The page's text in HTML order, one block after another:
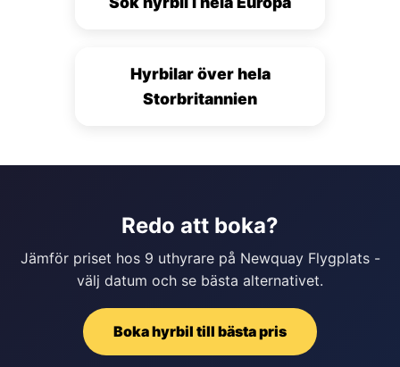
Hyrbilar över hela
Storbritannien
Redo att boka?
Jämför priset hos 9 uthyrare på Newquay Flygplats -
välj datum och se bästa alternativet.
Boka hyrbil till bästa pris